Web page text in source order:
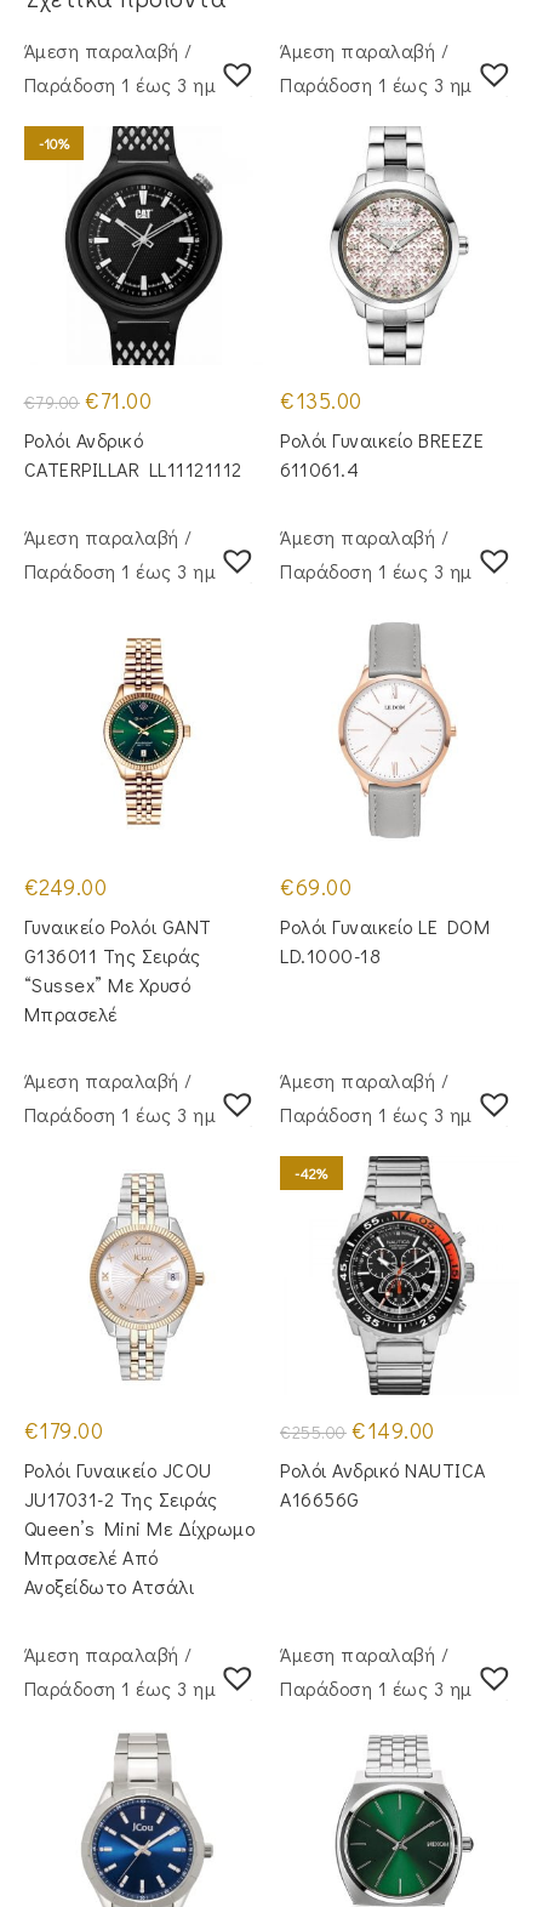
Άμεση παραλαβή /
Παράδoση 1 έως 3 ημέρες
-10%
€79.00 Original
price
was:
€79.00.
€71.00
€71.00.
Ρολόι Ανδρικό
CATERPILLAR LL11121112
Άμεση παραλαβή /
Παράδoση 1 έως 3 ημέρες
€135.00
Ρολόι Γυναικείο BREEZE
611061.4
Άμεση παραλαβή /
Παράδoση 1 έως 3 ημέρες
€249.00
Γυναικείο Ρολόι GANT
G136011 Της Σειράς
“Sussex” Με Χρυσό
Μπρασελέ
Άμεση παραλαβή /
Παράδoση 1 έως 3 ημέρες
€69.00
Ρολόι Γυναικείο LE DOM
LD.1000-18
Άμεση παραλαβή /
Παράδoση 1 έως 3 ημέρες
€179.00
Ρολόι Γυναικείο JCOU
JU17031-2 Της Σειράς
Queen’s Mini Με Δίχρωμο
Μπρασελέ Από
Ανοξείδωτο Ατσάλι
Άμεση παραλαβή /
Παράδoση 1 έως 3 ημέρες
-42%
€255.00 Original
price
was:
€255.00.
€149.00
τιμή
είναι:
Ρολόι Ανδρικό NAUTICA
A16656G
Άμεση παραλαβή /
Παράδoση 1 έως 3 ημέρες
Άμεση παραλαβή /
Παράδoση 1 έως 3 ημέρες